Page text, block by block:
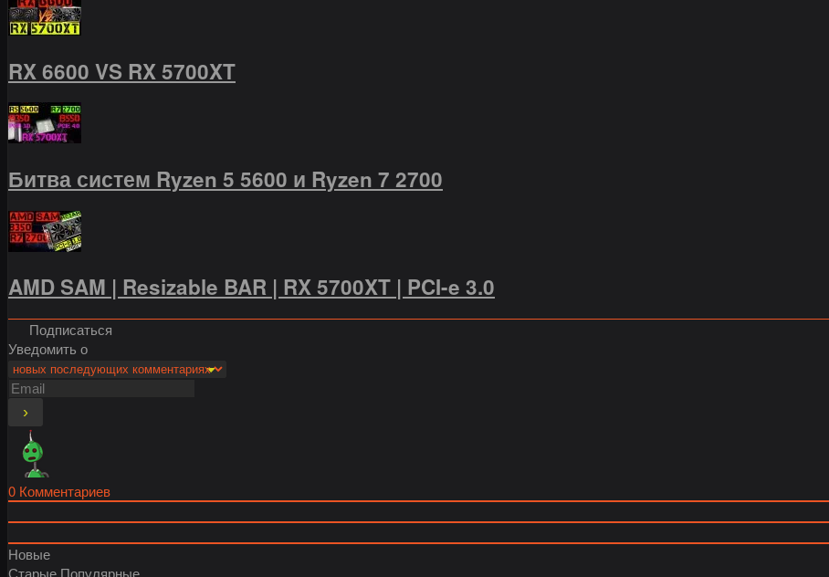
RX 6600 VS RX 5700XT
Битва систем Ryzen 5 5600 и Ryzen 7 2700
AMD SAM | Resizable BAR | RX 5700XT | PCI-e 3.0
Подписаться
Уведомить о
0 Комментариев
Новые
Старые Популярные